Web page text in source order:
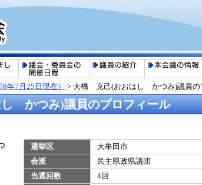
年7月25日現在） > 大橋 克己(おおはし かつみ)議員の
かつみ)議員のプロフィール
選挙区
大牟田市
会派
民主県政県議団
当選回数
4回